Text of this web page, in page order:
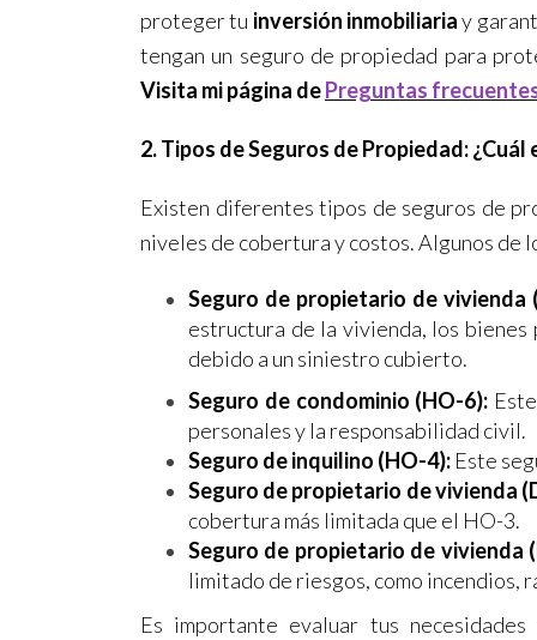
proteger tu inversión inmobiliariay
tengan un seguro de propiedad para
Visita mi página dePreguntas
2. Tipos de Seguros de Propiedad: ¿Cuál
Existen diferentes tipos de seguros de
niveles de cobertura y costos. Algunos de
Seguro de propietario de vivienda
estructura de la vivienda, los
debido a un siniestro cubierto.
Seguro de condominio (HO-6):
personales y la responsabilidad civil.
Seguro de inquilino (HO-4): Este
Seguro de propietario de vivienda
cobertura más limitada que el HO-3.
Seguro de propietario de vivienda
limitado de riesgos, como incendios,
Es importante evaluar tus